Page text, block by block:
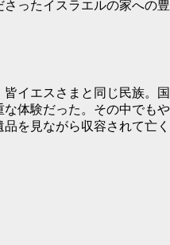
ったイスラエルの家への豊
イエスさまと同じ民族。国
体験だった。その中でもや
を見ながら収容されて亡く